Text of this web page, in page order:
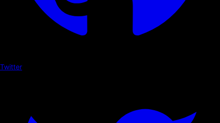
Twitter